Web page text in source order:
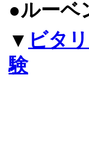
●ルーベ
▼ ビタ
験